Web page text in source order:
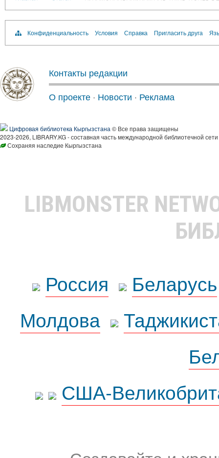
Конфиденциальность Условия Справка Пригласить друга
Контакты редакции
О проекте · Новости · Реклама
Цифровая библиотека Кыргызстана © Все права защищены
2023-2026, LIBRARY.KG - составная часть международной библиотечной
Сохраняя наследие Кыргызстана
LIBMONSTER
Россия
Беларусь
Молдова
США-